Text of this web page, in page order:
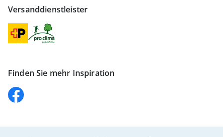
Versanddienstleister
Finden Sie mehr Inspiration